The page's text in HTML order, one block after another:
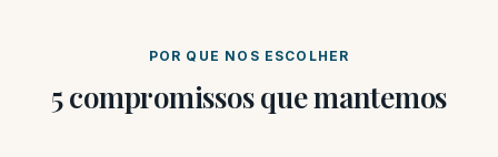
POR QUE NOS ESCOLHER
5 compromissos que mantemos